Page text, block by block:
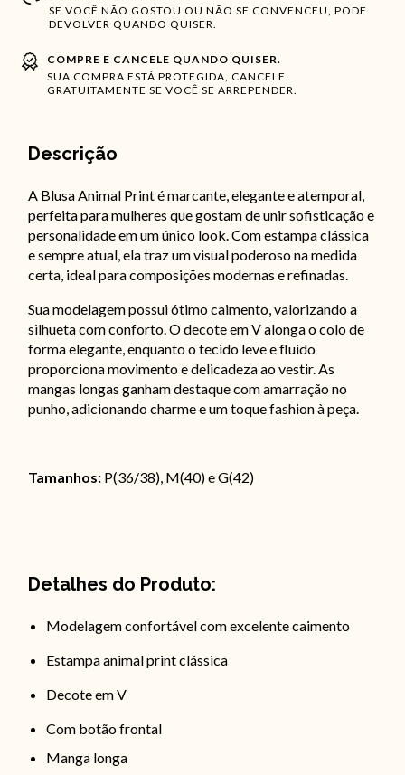
SE VOCÊ NÃO GOSTOU OU NÃO SE CONVENCEU, PODE
DEVOLVER QUANDO QUISER.
COMPRE E CANCELE QUANDO QUISER.
SUA COMPRA ESTÁ PROTEGIDA, CANCELE
GRATUITAMENTE SE VOCÊ SE ARREPENDER.
Descrição
A Blusa Animal Print é marcante, elegante e atemporal,
perfeita para mulheres que gostam de unir sofisticação e
personalidade em um único look. Com estampa clássica
e sempre atual, ela traz um visual poderoso na medida
certa, ideal para composições modernas e refinadas.
Sua modelagem possui ótimo caimento, valorizando a
silhueta com conforto. O decote em V alonga o colo de
forma elegante, enquanto o tecido leve e fluido
proporciona movimento e delicadeza ao vestir. As
mangas longas ganham destaque com amarração no
punho, adicionando charme e um toque fashion à peça.
Tamanhos: P(36/38), M(40) e G(42)
Detalhes do Produto:
Modelagem confortável com excelente caimento
Estampa animal print clássica
Decote em V
Com botão frontal
Manga longa